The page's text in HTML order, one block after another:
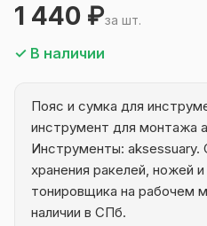
1 440 ₽за шт.
✓ В наличии
Пояс и сумка для
инструмент для монтажа
Инструменты: aksessuary.
хранения ракелей, ножей
тонировщика на рабочем
наличии в СПб.